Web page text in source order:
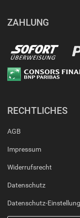
ZAHLUNG
RECHTLICHES
AGB
Impressum
Widerrufsrecht
Datenschutz
Datenschutz-